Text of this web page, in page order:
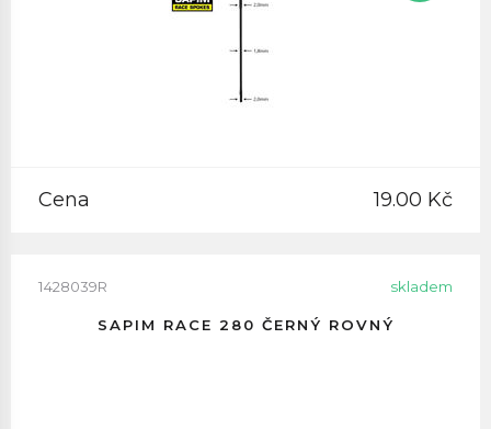
Cena 19.00 Kč
1428039R skladem
SAPIM RACE 280 ČERNÝ ROVNÝ